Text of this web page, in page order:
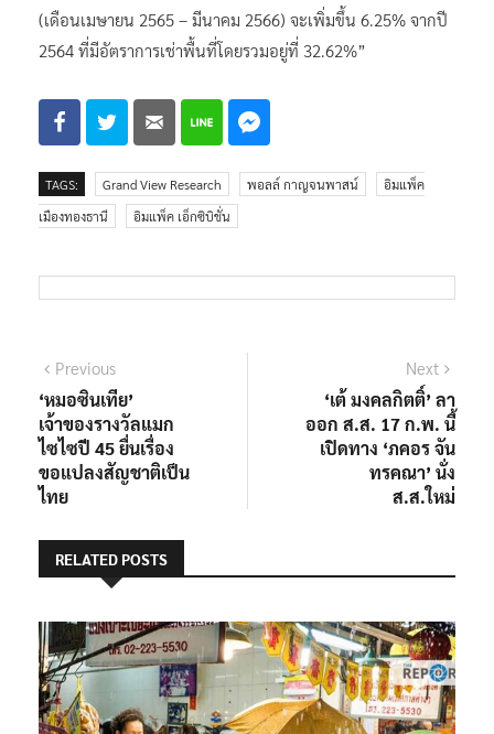
(เดือนเมษายน 2565 – มีนาคม 2566) จะเพิ่มขึ้น 6.25% จากปี
2564 ที่มีอัตราการเช่าพื้นที่โดยรวมอยู่ที่ 32.62%”
TAGS: Grand View Research พอลล์ กาญจนพาสน์
อิมแพ็ค
เมืองทองธานี
อิมแพ็ค เอ็กซิบิชั่น
แนะแนว
เรื่อง
PreviousPrevious
post:
‘หมอซินเทีย’
เจ้าของรางวัลแมก
ไซไซปี 45 ยื่นเรื่อง
ขอแปลงสัญชาติเป็น
ไทย
Next
post:
‘เต้ มงคลกิตติ์’ ลา
ออก ส.ส. 17 ก.พ. นี้
เปิดทาง ‘ภคอร จัน
ทรคณา’ นั่ง
ส.ส.ใหม่
RELATED POSTS